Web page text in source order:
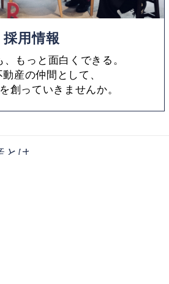
採用情報
もっと面白くできる。
産の仲間として、
創っていきませんか。
とは